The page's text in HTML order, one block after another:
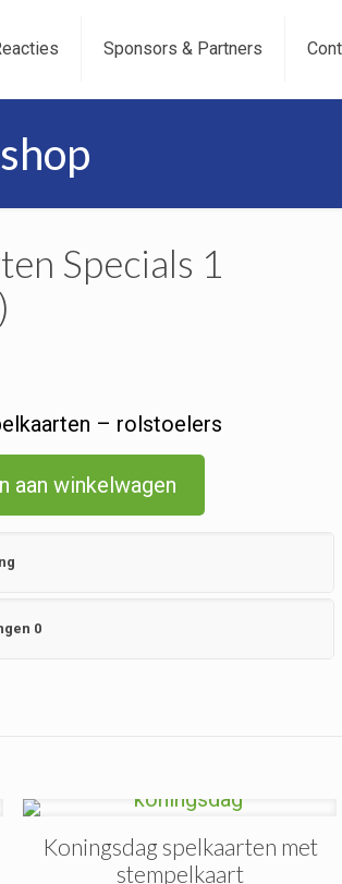
Sponsors & Partners
Specials 1
– rolstoelers
aan winkelwagen
0
Koningsdag spelkaarten met
stempelkaart